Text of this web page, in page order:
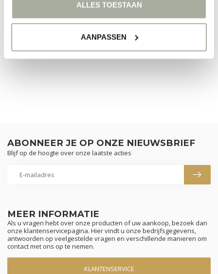
ALLES TOESTAAN
AANPASSEN
GEEN PRODUCTEN GEVONDEN!
MEER INFORMATIE
Als u vragen hebt over onze producten of uw aankoop, bezoek dan
onze klantenservicepagina. Hier vindt u onze bedrijfsgegevens,
antwoorden op veelgestelde vragen en verschillende manieren om
contact met ons op te nemen.
KLANTENSERVICE
ABONNEER JE OP ONZE NIEUWSBRIEF
Blijf op de hoogte over onze laatste acties